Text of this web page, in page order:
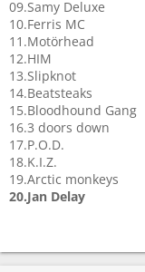
09.Samy Deluxe
10.Ferris MC
11.Motörhead
12.HIM
13.Slipknot
14.Beatsteaks
15.Bloodhound Gang
16.3 doors down
17.P.O.D.
18.K.I.Z.
19.Arctic monkeys
20.Jan Delay